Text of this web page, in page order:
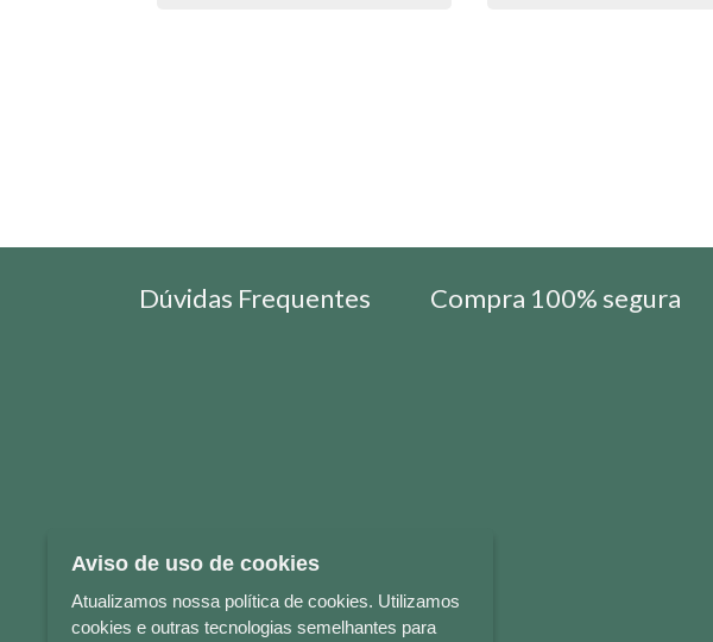
Dúvidas Frequentes Compra 100% segura
Aviso de uso de cookies
Atualizamos nossa política de cookies. Utilizamos
cookies e outras tecnologias semelhantes para